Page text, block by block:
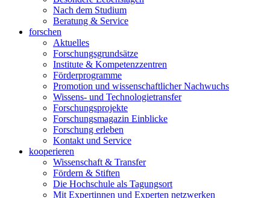
Nach dem Studium
Beratung & Service
forschen
Aktuelles
Forschungsgrundsätze
Institute & Kompetenzzentren
Förderprogramme
Promotion und wissenschaftlicher Nachwuchs
Wissens- und Technologietransfer
Forschungsprojekte
Forschungsmagazin Einblicke
Forschung erleben
Kontakt und Service
kooperieren
Wissenschaft & Transfer
Fördern & Stiften
Die Hochschule als Tagungsort
Mit Expertinnen und Experten netzwerken